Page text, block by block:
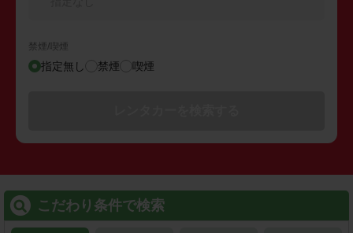
禁煙/喫煙
指定無し 禁煙 喫煙
こだわり条件で検索